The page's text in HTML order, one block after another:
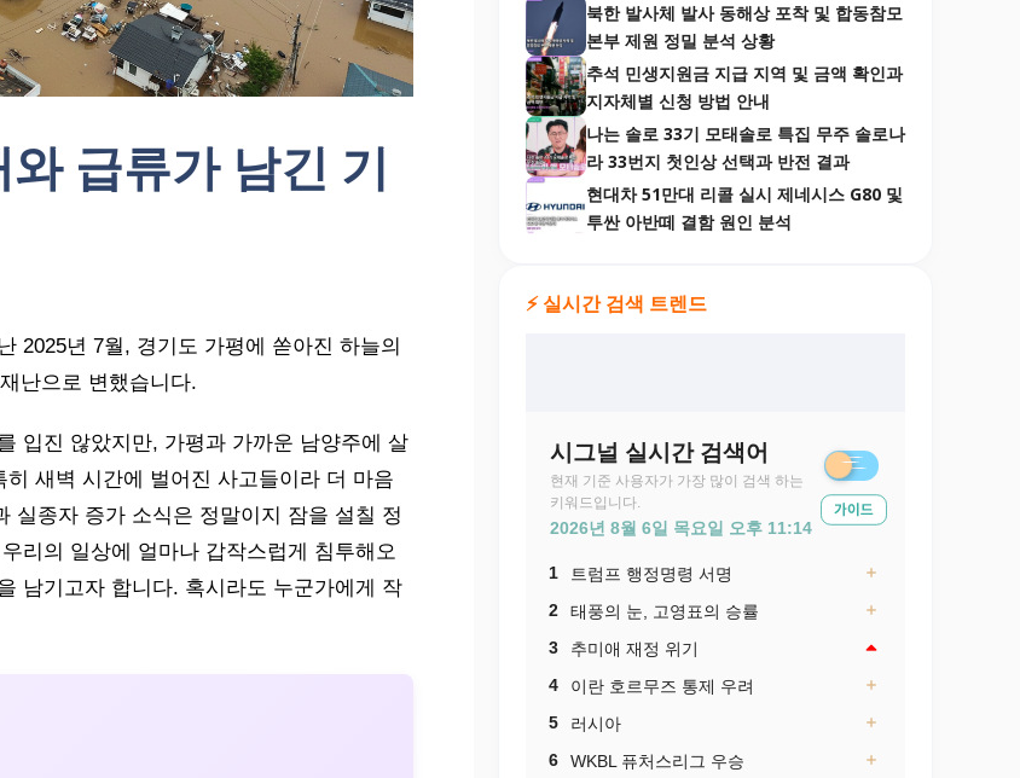
급류가 남긴 기
2025년 7월, 경기도 가평에 쏟아진 하늘의
난으로 변했습니다.
입진 않았지만, 가평과 가까운 남양주에 살
새벽 시간에 벌어진 사고들이라 더 마음
실종자 증가 소식은 정말이지 잠을 설칠 정
리의 일상에 얼마나 갑작스럽게 침투해오
남기고자 합니다. 혹시라도 누군가에게 작
북한 발사체 발사 동해상 포착 및 합동참모
본부 제원 정밀 분석 상황
추석 민생지원금 지급 지역 및 금액 확인과
지자체별 신청 방법 안내
나는 솔로 33기 모태솔로 특집 무주 솔로나
라 33번지 첫인상 선택과 반전 결과
현대차 51만대 리콜 실시 제네시스 G80 및
투싼 아반떼 결함 원인 분석
⚡ 실시간 검색 트렌드